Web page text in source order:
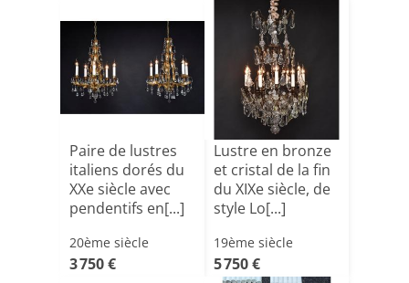
Paire de lustres
italiens dorés du
XXe siècle avec
pendentifs en[...]
20ème siècle
3 750 €
Lustre en bronze
et cristal de la fin
du XIXe siècle, de
style Lo[...]
19ème siècle
5 750 €